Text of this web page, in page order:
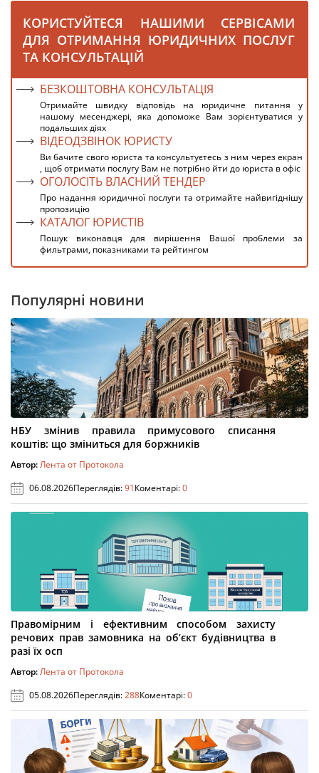
КОРИСТУЙТЕСЯ НАШИМИ СЕРВІСАМИ
ДЛЯ ОТРИМАННЯ ЮРИДИЧНИХ ПОСЛУГ
ТА КОНСУЛЬТАЦІЙ
БЕЗКОШТОВНА КОНСУЛЬТАЦІЯ
Отримайте швидку відповідь на юридичне питання у
нашому месенджері, яка допоможе Вам зорієнтуватися у
подальших діях
ВІДЕОДЗВІНОК ЮРИСТУ
Ви бачите свого юриста та консультуєтесь з ним через екран
, щоб отримати послугу Вам не потрібно йти до юриста в офіс
ОГОЛОСІТЬ ВЛАСНИЙ ТЕНДЕР
Про надання юридичної послуги та отримайте найвигіднішу
пропозицію
КАТАЛОГ ЮРИСТІВ
Пошук виконавця для вирішення Вашої проблеми за
фильтрами, показниками та рейтингом
Популярні новини
НБУ змінив правила примусового списання
коштів: що зміниться для боржників
Автор:Лента от Протокола
06.08.2026Переглядів:91Коментарі:0
Правомірним і ефективним способом захисту
речових прав замовника на об’єкт будівництва в
разі їх осп
Автор:Лента от Протокола
05.08.2026Переглядів:288Коментарі:0